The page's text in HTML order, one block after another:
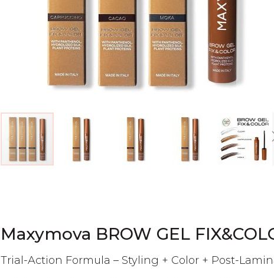
of
the
images
Maxymova BROW GEL
Trial-Action Formula – Styling + Color + Post-